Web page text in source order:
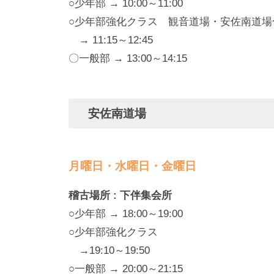
○少年部 → 10:00～11:00
○少年部強化クラス 観音道場・安佐南道場
→ 11:15～12:45
〇一般部 → 13:00～14:15
安佐南道場
月曜日・水曜日・金曜日
稽古場所 : 下伴集会所
○少年部 → 18:00～19:00
○少年部強化クラス
→19:10～19:50
○一般部 → 20:00～21:15